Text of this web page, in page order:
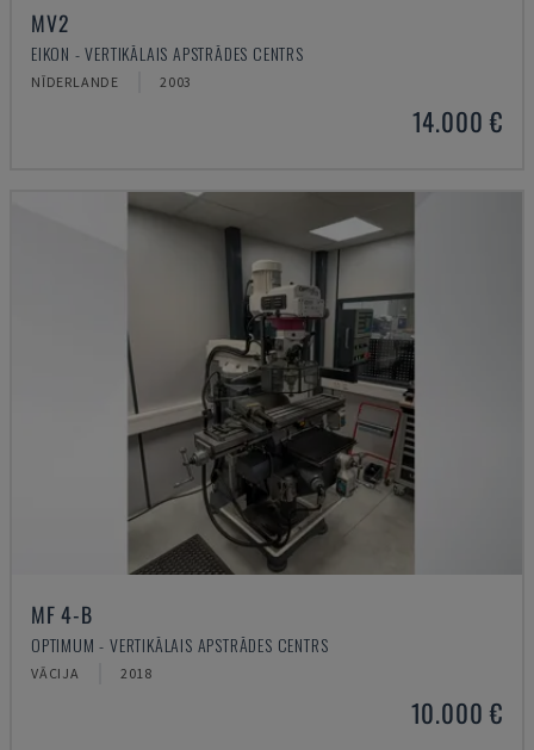
MV2
EIKON - VERTIKĀLAIS APSTRĀDES CENTRS
NĪDERLANDE 2003
14.000 €
MF 4-B
OPTIMUM - VERTIKĀLAIS APSTRĀDES CENTRS
VĀCIJA 2018
10.000 €